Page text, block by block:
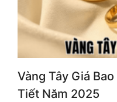
Vàng Tây Giá
Tiết Năm 2025